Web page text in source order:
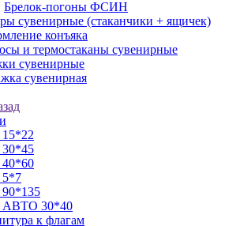
Брелок-погоны ФСИН
сувенирные (стаканчики + ящичек)
конъяка
и термостаканы сувенирные
сувенирные
сувенирная
5*7
АВТО 30*40
к флагам